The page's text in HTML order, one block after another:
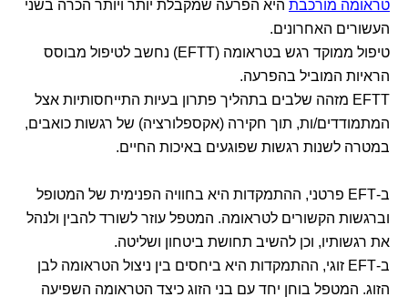
טראומה מורכבת היא הפרעה שמקבלת יותר ויותר הכרה בשני
העשורים האחרונים.
טיפול ממוקד רגש בטראומה (EFTT) נחשב לטיפול מבוסס
הראיות המוביל בהפרעה.
EFTT מזהה שלבים בתהליך פתרון בעיות התייחסותיות אצל
המתמודדים/ות, תוך חקירה (אקספלורציה) של רגשות כואבים,
במטרה לשנות רגשות שפוגעים באיכות החיים.
ב-EFT פרטני, ההתמקדות היא בחוויה הפנימית של המטופל
וברגשות הקשורים לטראומה. המטפל עוזר לשורד להבין ולנהל
את רגשותיו, וכן להשיב תחושת ביטחון ושליטה.
ב-EFT זוגי, ההתמקדות היא ביחסים בין ניצול הטראומה לבן
הזוג. המטפל בוחן יחד עם בני הזוג כיצד הטראומה השפיעה